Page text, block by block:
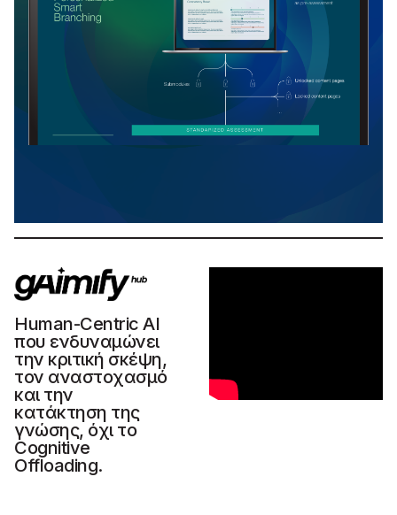
Human-Centric AI
που ενδυναμώνει
την κριτική σκέψη,
τον αναστοχασμό
και την
κατάκτηση της
γνώσης, όχι τo
Cognitive
Offloading.